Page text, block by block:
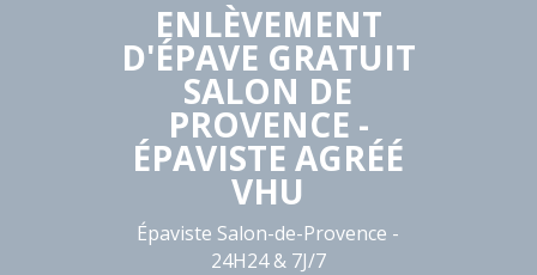
ENLÈVEMENT
D'ÉPAVE GRATUIT
SALON DE
PROVENCE -
ÉPAVISTE AGRÉÉ
VHU
Épaviste Salon-de-Provence -
24H24 & 7J/7